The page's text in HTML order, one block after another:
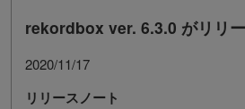
rekordbox ver. 6.3.0 がリリー
2020/11/17
リリースノート